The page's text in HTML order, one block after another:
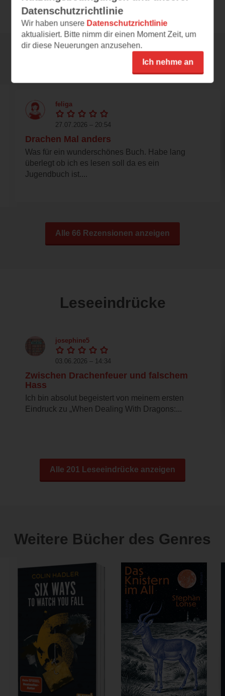
Rezensionen
feliga
27.07.2026 – 20:54
Drachen Mal anders
Was für ein wunderschönes Buch. Habe lang
überlegt ob ich es lesen soll da es ein
Jugendbuch ist....
Alle 66 Rezensionen anzeigen
Leseeindrücke
josephine5
03.06.2026 – 14:34
Zwischen Drachenfeuer und falschem
Hass
Ich bin absolut begeistert von meinem ersten
Eindruck zu „When Dealing With Dragons:...
Alle 201 Leseeindrücke anzeigen
Weitere Bücher des Genres
Datenschutzrichtlinie
Wir haben unsere Datenschutzrichtlinie
aktualisiert. Bitte nimm dir einen Moment Zeit, um
dir diese Neuerungen anzusehen.
Ich nehme an